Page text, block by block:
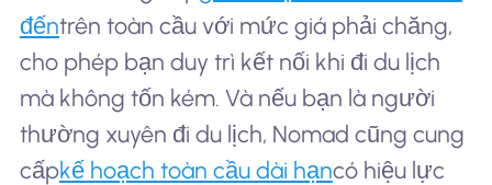
đếntrên toàn cầu với mức giá phải chăng,
cho phép bạn duy trì kết nối khi đi du lịch
mà không tốn kém. Và nếu bạn là người
thường xuyên đi du lịch, Nomad cũng cung
cấpkế hoạch toàn cầu dài hạncó hiệu lực